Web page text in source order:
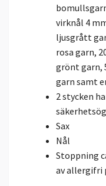
virknål 4
ljusgrått
rosa garn,
grönt garn,
garn samt
2 stycken
Sax
Nål
Stoppning
av allergifri